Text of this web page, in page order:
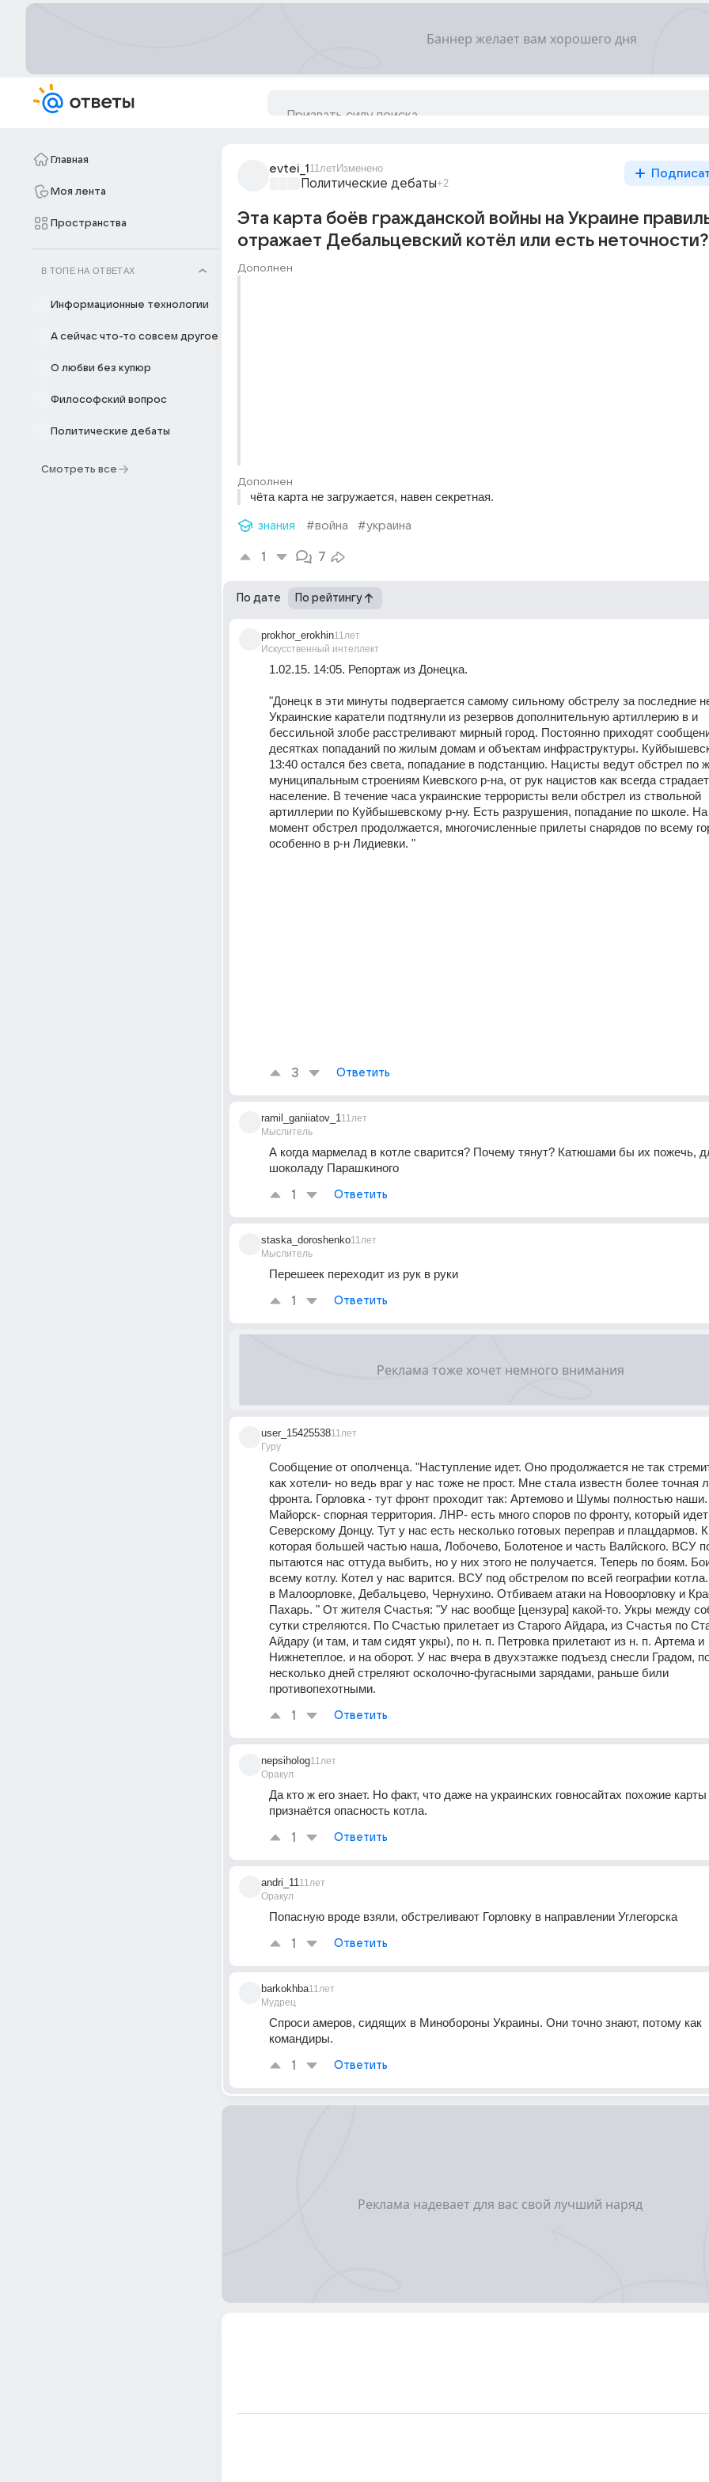
Главная
Моя лента
Пространства
В ТОПЕ НА ОТВЕТАХ
Информационные технологии
А сейчас что-то совсем другое
О любви без купюр
Философский вопрос
Политические дебаты
Смотреть все
evtei_1 11летИзменено
Политические дебаты+2
Эта карта боёв гражданской войны на Украине
отражает Дебальцевский котёл или есть
Дополнен
Дополнен
чёта карта не загружается, навен секретная.
знания #война #украина
1 7
По дате По рейтингу
prokhor_erokhin
Искусственный интеллект
11лет
1.02.15. 14:05. Репортаж из Донецка.
"Донецк в эти минуты подвергается самому сильному обстрелу за последние
Украинские каратели подтянули из резервов дополнительную артиллерию в и
бессильной злобе расстреливают мирный город. Постоянно приходят
десятках попаданий по жилым домам и объектам инфраструктуры.
13:40 остался без света, попадание в подстанцию. Нацисты ведут обстрел по
муниципальным строениям Киевского р-на, от рук нацистов как всегда
население. В течение часа украинские террористы вели обстрел из ствольной
артиллерии по Куйбышевскому р-ну. Есть разрушения, попадание по школе.
момент обстрел продолжается, многочисленные прилеты снарядов по всему
особенно в р-н Лидиевки. "
3 Ответить
ramil_ganiiatov_1
Мыслитель
11лет
А когда мармелад в котле сварится? Почему тянут? Катюшами бы их пожечь,
шоколаду Парашкиного
1 Ответить
staska_doroshenko
Мыслитель
11лет
Перешеек переходит из рук в руки
1 Ответить
user_15425538
Гуру
11лет
Сообщение от ополченца. "Наступление идет. Оно продолжается не так
как хотели- но ведь враг у нас тоже не прост. Мне стала известн более точная
фронта. Горловка - тут фронт проходит так: Артемово и Шумы полностью наши.
Майорск- спорная территория. ЛНР- есть много споров по фронту, который
Северскому Донцу. Тут у нас есть несколько готовых переправ и плацдармов.
которая большей частью наша, Лобочево, Болотеное и часть Валйского. ВСУ
пытаются нас оттуда выбить, но у них этого не получается. Теперь по боям.
всему котлу. Котел у нас варится. ВСУ под обстрелом по всей географии
в Малоорловке, Дебальцево, Чернухино. Отбиваем атаки на Новоорловку и
Пахарь. " От жителя Счастья: "У нас вообще [цензура] какой-то. Укры между
сутки стреляются. По Счастью прилетает из Старого Айдара, из Счастья по
Айдару (и там, и там сидят укры), по н. п. Петровка прилетают из н. п. Артема и
Нижнетеплое. и на оборот. У нас вчера в двухэтажке подъезд снесли Градом,
несколько дней стреляют осколочно-фугасными зарядами, раньше били
противопехотными.
1 Ответить
nepsiholog
Оракул
11лет
Да кто ж его знает. Но факт, что даже на украинских говносайтах похожие карты
признаётся опасность котла.
1 Ответить
andri_11
Оракул
11лет
Попасную вроде взяли, обстреливают Горловку в направлении Углегорска
1 Ответить
barkokhba
Мудрец
11лет
Спроси амеров, сидящих в Минобороны Украины. Они точно знают, потому как
командиры.
1 Ответить